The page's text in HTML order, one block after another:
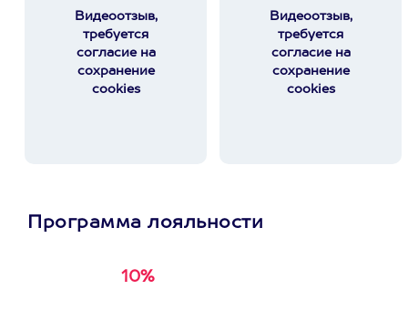
Видеоотзыв,
требуется
согласие на
сохранение
cookies
Видеоотзыв,
требуется
согласие на
сохранение
cookies
Программа лояльности
10%